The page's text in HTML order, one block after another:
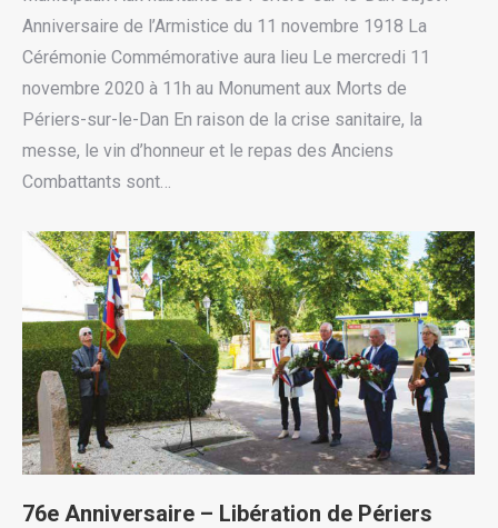
Anniversaire de l’Armistice du 11 novembre 1918 La
Cérémonie Commémorative aura lieu Le mercredi 11
novembre 2020 à 11h au Monument aux Morts de
Périers-sur-le-Dan En raison de la crise sanitaire, la
messe, le vin d’honneur et le repas des Anciens
Combattants sont…
76e Anniversaire – Libération de Périers